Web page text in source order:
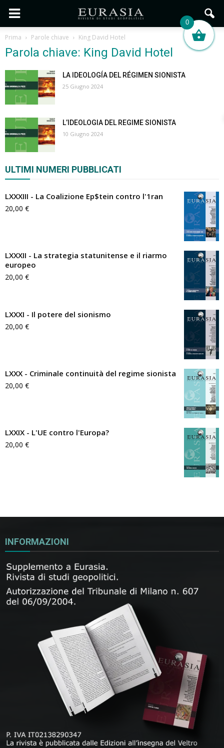
Prima Parole chiave King David Hotel
Parola chiave: King David Hotel
LA IDEOLOGÍA DEL RÉGIMEN SIONISTA
25 Giugno 2024
L’IDEOLOGIA DEL REGIME SIONISTA
10 Giugno 2024
ULTIMI NUMERI PUBBLICATI
LXXXIII - La Coalizione Ep$tein contro l'1ran
20,00 €
LXXXII - La strategia statunitense e il riarmo
europeo
20,00 €
LXXXI - Il potere del sionismo
20,00 €
LXXX - Criminale continuità del regime sionista
20,00 €
LXXIX - L'UE contro l'Europa?
20,00 €
INFORMAZIONI
0